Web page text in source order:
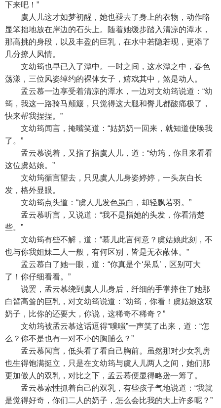
下来吧！”
虞人儿这才如梦初醒，她也褪去了身上的衣物，动作略
显笨拙地放在岸边的石头上。随着她缓步踏入清凉的潭水，
那高挑的身段，以及丰盈的巨乳，在水中若隐若现，更添了
几分撩人风情。
文幼筠也早已入了潭中。一时之间，这水潭之中，春色
荡漾，三位风姿绰约的裸体女子，嬉戏其中，煞是动人。
孟云慕一边享受着清凉的潭水，一边对文幼筠说道：“幼
筠，我这一路骑马颠簸，只觉得这大腿和臀儿都酸痛极了，
快来帮我捏捏。”
文幼筠闻言，掩嘴笑道：“姑奶奶一回来，就知道使唤我
了。”
孟云慕说着，又指了指虞人儿，道：“幼筠，你且来看看
这位虞姑娘。”
文幼筠循言望去，只见虞人儿身姿婷婷，一头灰白长
发，格外显眼。
文幼筠点头道：“虞人儿发色虽白，却轻飘若羽。”
孟云慕听言，又说道：“我不是指她的头发，你看清楚
些。”
文幼筠有些不解，道：“慕儿此言何意？虞姑娘此刻，不
也与你我姐妹二人一般，有何区别，皆是无衣蔽体。”
孟云慕白了她一眼，道：“你真是个‘呆瓜’，区别可大
了！你仔细看看。”
说罢，孟云慕绕到虞人儿身后，纤细的手掌捧住了她那
白皙高耸的巨乳，对文幼筠说道：“幼筠，你看！虞姑娘这双
奶子，比你的还要大，你说，这稀奇不稀奇？”
文幼筠被孟云慕这话逗得“噗嗤”一声笑了出来，道：“怎
么？你不是也有一对不小的胸脯么？”
孟云慕闻言，低头看了看自己胸前。虽然那对少女乳房
也生得饱满挺立，只是在文幼筠与虞人儿两人之间，她们那
更加傲人的双乳，对比之下，孟云慕便显得略逊一筹了。
孟云慕索性抓着自己的双乳，有些孩子气地说道：“我就
是觉得好奇，你们二人的奶子，怎么会比我的大上许多呢？”